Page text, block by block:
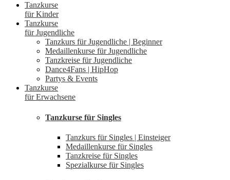
Tanzkurse
für Kinder
Tanzkurse
für Jugendliche
Tanzkurs für Jugendliche | Beginner
Medaillenkurse für Jugendliche
Tanzkreise für Jugendliche
Dance4Fans | HipHop
Partys & Events
Tanzkurse
für Erwachsene
Tanzkurse für Singles
Tanzkurs für Singles | Einsteiger
Medaillenkurse für Singles
Tanzkreise für Singles
Spezialkurse für Singles